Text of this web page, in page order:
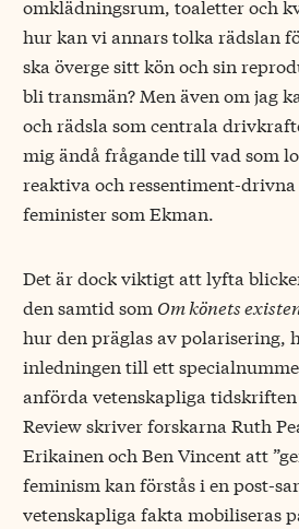
omklädningsrum, toaletter och
hur kan vi annars tolka rädslan
ska överge sitt kön och sin
bli transmän? Men även om jag
och rädsla som centrala
mig ändå frågande till vad som
reaktiva och ressentiment-
feminister som Ekman.
Det är dock viktigt att lyfta
den samtid som Om könets
hur den präglas av polarisering,
inledningen till ett
anförda vetenskapliga
Reviewskriver forskarna Ruth
Erikainen och Ben Vincent att
feminism kan förstås i en post-
vetenskapliga fakta mobiliseras